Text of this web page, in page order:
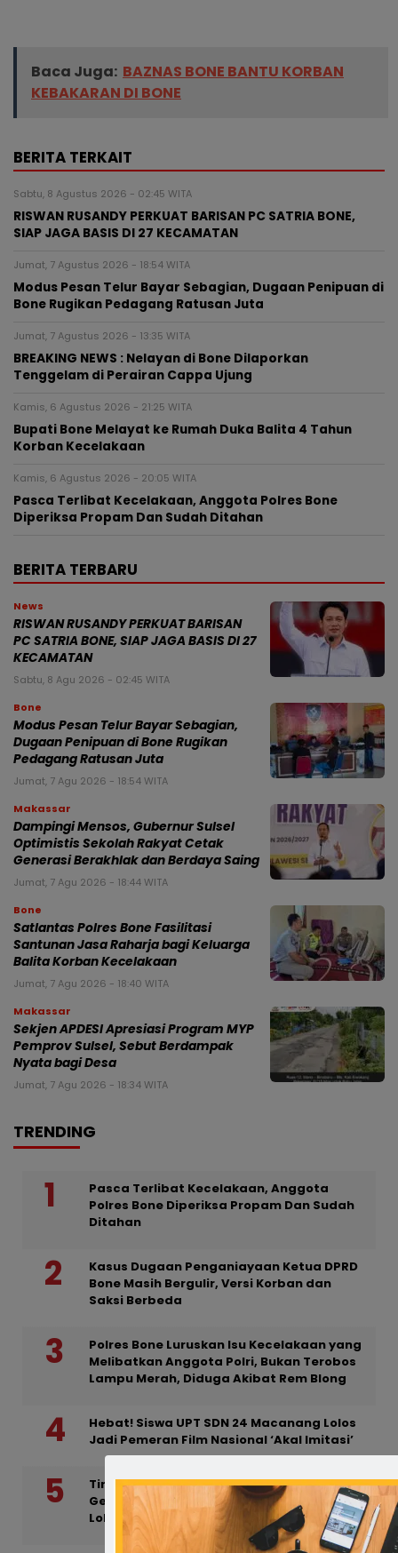
Baca Juga: BAZNAS BONE BANTU KORBAN
KEBAKARAN DI BONE
BERITA TERKAIT
Sabtu, 8 Agustus 2026 - 02:45 WITA
RISWAN RUSANDY PERKUAT BARISAN PC SATRIA BONE,
SIAP JAGA BASIS DI 27 KECAMATAN
Jumat, 7 Agustus 2026 - 18:54 WITA
Modus Pesan Telur Bayar Sebagian, Dugaan Penipuan di
Bone Rugikan Pedagang Ratusan Juta
Jumat, 7 Agustus 2026 - 13:35 WITA
BREAKING NEWS : Nelayan di Bone Dilaporkan
Tenggelam di Perairan Cappa Ujung
Kamis, 6 Agustus 2026 - 21:25 WITA
Bupati Bone Melayat ke Rumah Duka Balita 4 Tahun
Korban Kecelakaan
Kamis, 6 Agustus 2026 - 20:05 WITA
Pasca Terlibat Kecelakaan, Anggota Polres Bone
Diperiksa Propam Dan Sudah Ditahan
BERITA TERBARU
News
RISWAN RUSANDY PERKUAT BARISAN
PC SATRIA BONE, SIAP JAGA BASIS DI 27
KECAMATAN
Sabtu, 8 Agu 2026 - 02:45 WITA
Bone
Modus Pesan Telur Bayar Sebagian,
Dugaan Penipuan di Bone Rugikan
Pedagang Ratusan Juta
Jumat, 7 Agu 2026 - 18:54 WITA
Makassar
Dampingi Mensos, Gubernur Sulsel
Optimistis Sekolah Rakyat Cetak
Generasi Berakhlak dan Berdaya Saing
Jumat, 7 Agu 2026 - 18:44 WITA
Bone
Satlantas Polres Bone Fasilitasi
Santunan Jasa Raharja bagi Keluarga
Balita Korban Kecelakaan
Jumat, 7 Agu 2026 - 18:40 WITA
Makassar
Sekjen APDESI Apresiasi Program MYP
Pemprov Sulsel, Sebut Berdampak
Nyata bagi Desa
Jumat, 7 Agu 2026 - 18:34 WITA
TRENDING
Pasca Terlibat Kecelakaan, Anggota
Polres Bone Diperiksa Propam Dan Sudah
Ditahan
Kasus Dugaan Penganiayaan Ketua DPRD
Bone Masih Bergulir, Versi Korban dan
Saksi Berbeda
Polres Bone Luruskan Isu Kecelakaan yang
Melibatkan Anggota Polri, Bukan Terobos
Lampu Merah, Diduga Akibat Rem Blong
Hebat! Siswa UPT SDN 24 Macanang Lolos
Jadi Pemeran Film Nasional ‘Akal Imitasi’
Tindak Lanjuti Laporan Warga, Polisi
Gerebek Rumah yang Diduga Dijadikan
Lokasi Prostitusi